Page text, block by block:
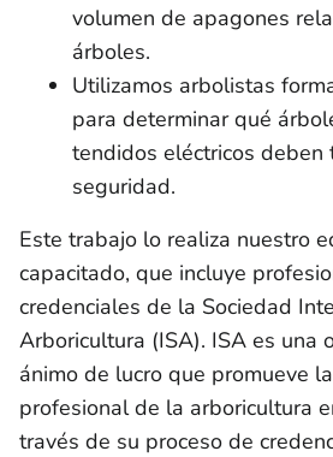
volumen de apagones
árboles.
Utilizamos arbolistas
para determinar qué
tendidos eléctricos deben
seguridad.
Este trabajo lo realiza nuestro
capacitado, que incluye
credenciales de la Sociedad
Arboricultura (ISA). ISA es una
ánimo de lucro que promueve
profesional de la arboricultura
través de su proceso de